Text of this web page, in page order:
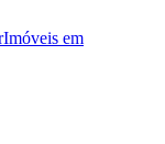
Imóveis em